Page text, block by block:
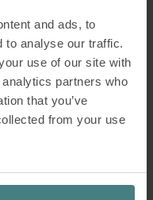
and ads, to
to analyse our traffic.
use of our site with
partners who
that you’ve
from your use
erfüllen
Kunden –
wir unseren
erklärt
Profil als
Unternehmen